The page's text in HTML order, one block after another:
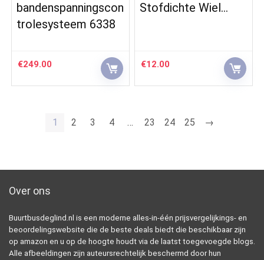
bandenspanningscon
trolesysteem 6338
€249.00
Stofdichte Wiel…
€12.00
1 2 3 4 … 23 24 25 →
Over ons
Buurtbusdeglind.nl is een moderne alles-in-één prijsvergelijkings- en
beoordelingswebsite die de beste deals biedt die beschikbaar zijn
op amazon en u op de hoogte houdt via de laatst toegevoegde blogs.
Alle afbeeldingen zijn auteursrechtelijk beschermd door hun